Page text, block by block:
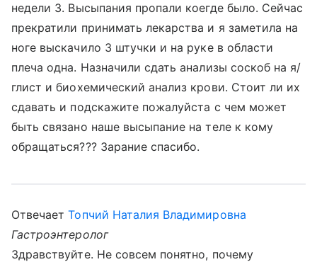
недели 3. Высыпания пропали коегде было. Сейчас
прекратили принимать лекарства и я заметила на
ноге выскачило 3 штучки и на руке в области
плеча одна. Назначили сдать анализы соскоб на я/
глист и биохемический анализ крови. Стоит ли их
сдавать и подскажите пожалуйста с чем может
быть связано наше высыпание на теле к кому
обращаться??? Зарание спасибо.
ОтвечаетТопчий Наталия Владимировна
Гастроэнтеролог
Здравствуйте. Не совсем понятно, почему